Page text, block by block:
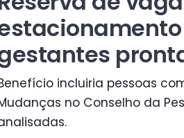
incluiria pessoas
no Conselho da